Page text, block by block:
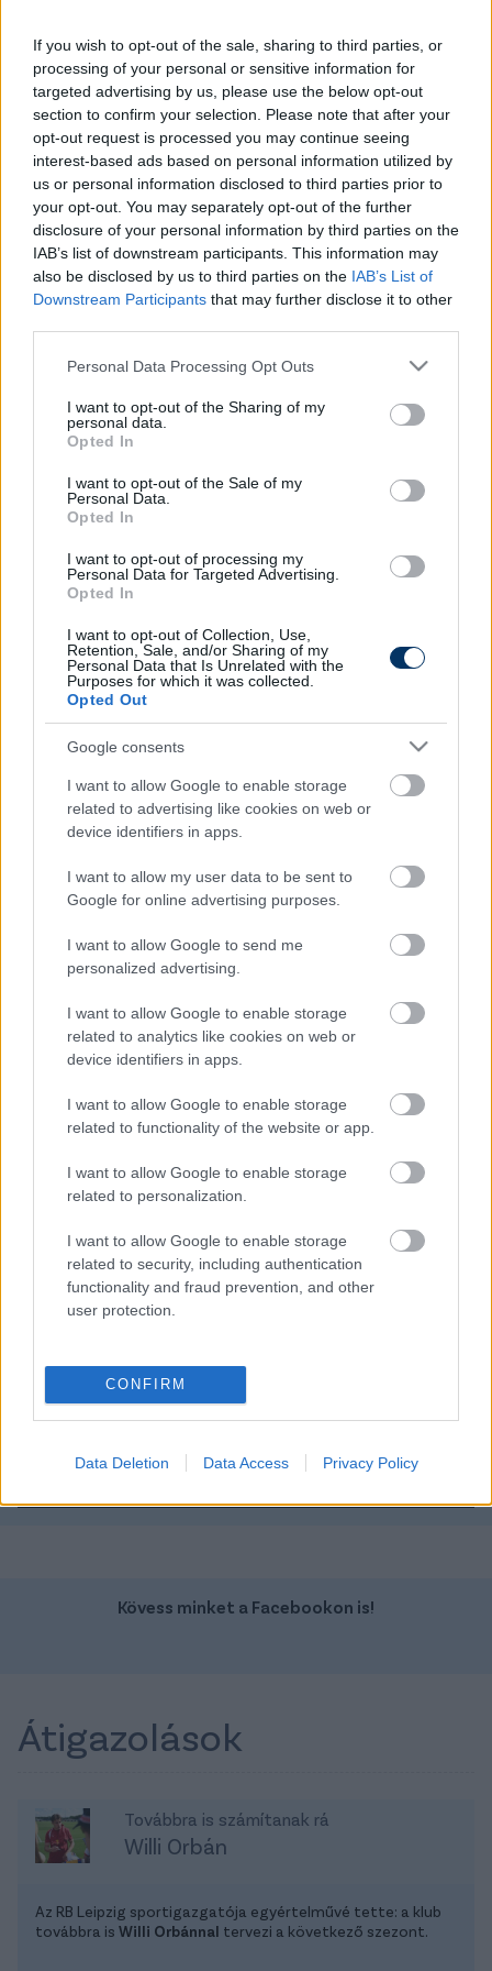
If you wish to opt-out of the sale, sharing to third parties, or
processing of your personal or sensitive information for
targeted advertising by us, please use the below opt-out
section to confirm your selection. Please note that after your
opt-out request is processed you may continue seeing
interest-based ads based on personal information utilized by
us or personal information disclosed to third parties prior to
your opt-out. You may separately opt-out of the further
disclosure of your personal information by third parties on the
IAB’s list of downstream participants. This information may
also be disclosed by us to third parties on the IAB’s List of
Downstream Participants that may further disclose it to other
Please note that this website/app uses one or more Google
not limited to your visit or usage behaviour. You may click to
grant or deny consent to Google and its third-party tags to
use your data for below specified purposes in below Google
consent section.
Personal Data Processing Opt Outs
I want to opt-out of the Sharing of my
personal data.
Opted In
I want to opt-out of the Sale of my
Personal Data.
Opted In
I want to opt-out of processing my
Personal Data for Targeted Advertising.
Opted In
I want to opt-out of Collection, Use,
Retention, Sale, and/or Sharing of my
Personal Data that Is Unrelated with the
Purposes for which it was collected.
Opted Out
Google consents
I want to allow Google to enable storage
related to advertising like cookies on web or
device identifiers in apps.
I want to allow my user data to be sent to
Google for online advertising purposes.
I want to allow Google to send me
personalized advertising.
I want to allow Google to enable storage
related to analytics like cookies on web or
device identifiers in apps.
I want to allow Google to enable storage
related to functionality of the website or app.
I want to allow Google to enable storage
related to personalization.
I want to allow Google to enable storage
related to security, including authentication
functionality and fraud prevention, and other
user protection.
CONFIRM
Data Deletion Data Access Privacy Policy
A találkozó 96. percében Thiago Mendes
szabálytalankodott az ugyancsak brazilNeymarral
és a durva belépő eredményeként meg is sérült a
támadó, akit hordággyal kellett levinni a pályáról. A
vétkes futballistát némi videózás után kiállította a
játékvezető.
Neymarra pedig a beszámolók szerint hosszú
kihagyás várhat: a PSG-nél meglehetősen
pesszimisták a sérülést illetően, amely jó esetben is
súlyosabb húzódás lehet, de nem kizárt, hogy
vasárnap várt volna MRI-vizsgálat, de ezt végül
hétfőre halasztották, ekkor derülhet ki, pontosan mi
a diagnózis.
Itt állíthatod be, hogy a Csakfoci az elsők
között legyen a Google-találatokban
Tetszett a cikk? Megosztanád?
Link másolása Email küldés
#SÉRÜLÉSEK
#SÉRÜLÉS
#PSG #NEYMAR #PARIS SAINT-GERMAIN
Autópiac
Mg Zs
Szín: Ezüst
Kövess minket a Facebookon is!
Átigazolások
Továbbra is számítanak rá
Willi Orbán
Az RB Leipzig sportigazgatója egyértelművé tette: a klub
továbbra is Willi Orbánnal tervezi a következő szezont.